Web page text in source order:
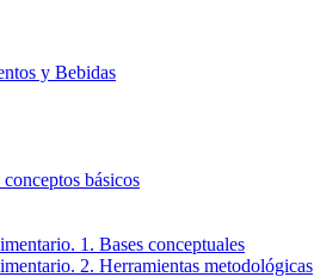
y Bebidas
básicos
1. Bases conceptuales
2. Herramientas metodológicas